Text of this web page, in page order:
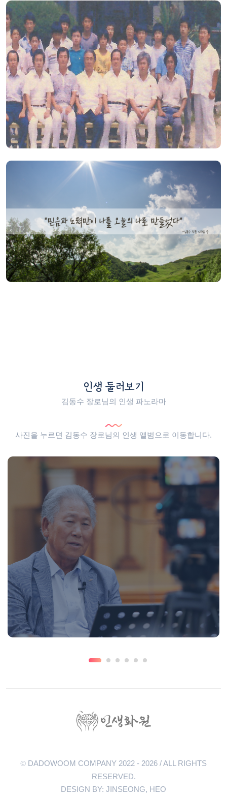
인생 둘러보기
김동수 장로님의 인생 파노라마
사진을 누르면 김동수 장로님의 인생 앨범으로 이동합니다.
© DADOWOOM COMPANY 2022 - 2026 / ALL RIGHTS
RESERVED.
DESIGN BY: JINSEONG, HEO